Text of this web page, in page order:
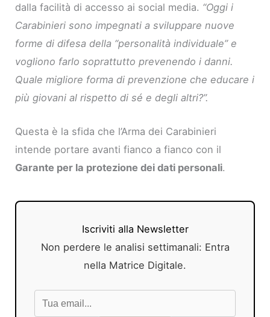
dalla facilità di accesso ai social media. “Oggi i
Carabinieri sono impegnati a sviluppare nuove
forme di difesa della “personalità individuale” e
vogliono farlo soprattutto prevenendo i danni.
Quale migliore forma di prevenzione che educare i
più giovani al rispetto di sé e degli altri?”.
Questa è la sfida che l’Arma dei Carabinieri
intende portare avanti fianco a fianco con il
Garante per la protezione dei dati personali.
Iscriviti alla Newsletter
Non perdere le analisi settimanali: Entra
nella Matrice Digitale.